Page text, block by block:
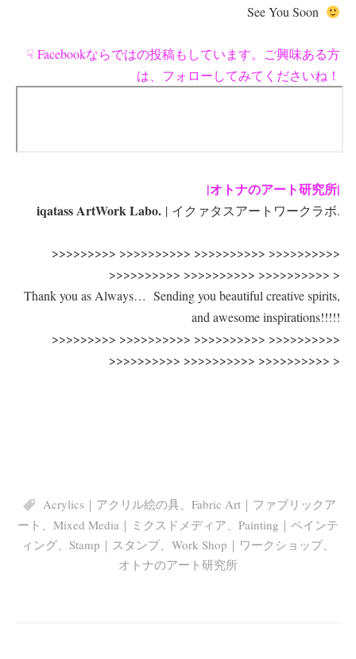
See You Soon
☟ Facebookならではの投稿もしています。ご興味ある方
は、フォローしてみてくださいね！
|オトナのアート研究所|
iqatass ArtWork Labo. | イクァタスアートワークラボ.
>>>>>>>>> >>>>>>>>>> >>>>>>>>>> >>>>>>>>>>
>>>>>>>>>> >>>>>>>>>> >>>>>>>>>> >
Thank you as Always… Sending you beautiful creative spirits,
and awesome inspirations!!!!!
>>>>>>>>> >>>>>>>>>> >>>>>>>>>> >>>>>>>>>>
>>>>>>>>>> >>>>>>>>>> >>>>>>>>>> >
Acrylics｜アクリル絵の具、 Fabric Art｜ファブリックア
ート 、 Mixed Media｜ミクスドメディア、 Painting｜ペインテ
ィング、 Stamp｜スタンプ、 Work Shop｜ワークショップ、
オトナのアート研究所